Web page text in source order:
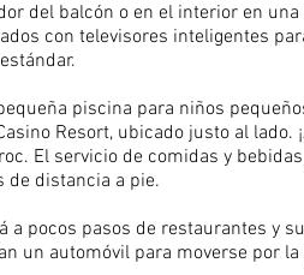
del balcón o en el interior en
con televisores inteligentes
piscina para niños
Resort, ubicado justo al lado.
El servicio de comidas y
de distancia a pie.
a pocos pasos de restaurantes y
un automóvil para moverse por